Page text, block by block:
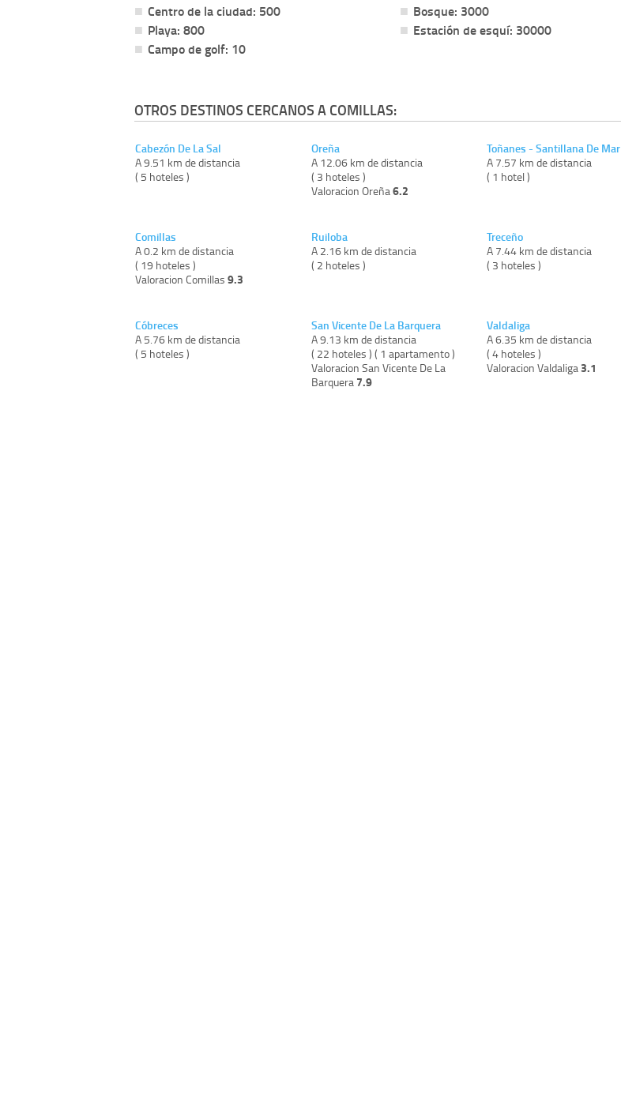
Centro de la ciudad: 500
Playa: 800
Campo de golf: 10
Bosque: 3000
Estación de esquí: 30000
OTROS DESTINOS CERCANOS A COMILLAS:
Cabezón De La Sal
A 9.51 km de distancia
( 5 hoteles )
Comillas
A 0.2 km de distancia
( 19 hoteles )
Valoracion Comillas 9.3
Cóbreces
A 5.76 km de distancia
( 5 hoteles )
Oreña
A 12.06 km de distancia
( 3 hoteles )
Valoracion Oreña 6.2
Ruiloba
A 2.16 km de distancia
( 2 hoteles )
San Vicente De La Barquera
A 9.13 km de distancia
( 22 hoteles ) ( 1 apartamento )
Valoracion San Vicente De La
Barquera 7.9
Toñanes - Santillana De Mar
A 7.57 km de distancia
( 1 hotel )
Treceño
A 7.44 km de distancia
( 3 hoteles )
Valdaliga
A 6.35 km de distancia
( 4 hoteles )
Valoracion Valdaliga3.1